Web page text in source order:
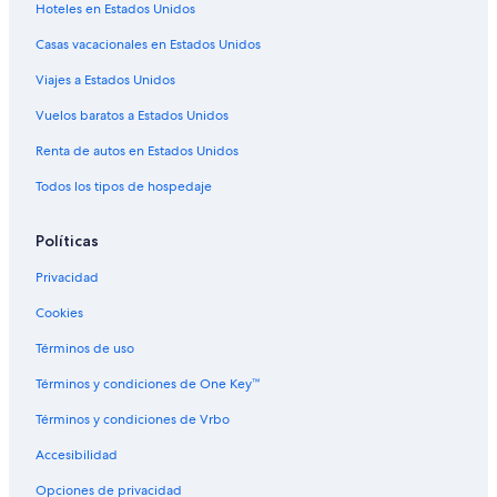
Hoteles en Estados Unidos
Casas vacacionales en Estados Unidos
Viajes a Estados Unidos
Vuelos baratos a Estados Unidos
Renta de autos en Estados Unidos
Todos los tipos de hospedaje
Políticas
Privacidad
Cookies
Términos de uso
Términos y condiciones de One Key™
Términos y condiciones de Vrbo
Accesibilidad
Opciones de privacidad